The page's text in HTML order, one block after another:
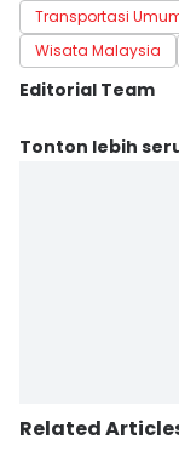
Transportasi
Wisata Malaysia
Editorial Team
Editor
Tonton lebih
Related